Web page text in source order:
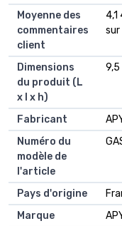
Moyenne des
commentaires
client
4,1
sur
Dimensions
du produit (L
x l x h)
9,5
Fabricant
Numéro du
modèle de
l'article
Pays d'origine
Marque